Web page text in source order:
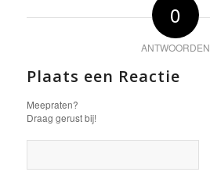
0
ANTWOORDEN
Plaats een Reactie
Meepraten?
Draag gerust bij!